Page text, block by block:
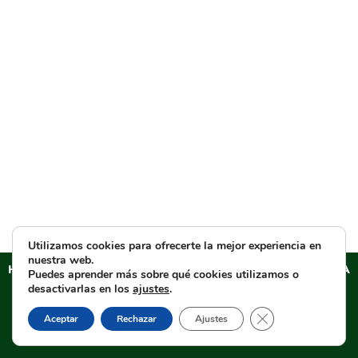
HERMANDAD SACRAMENTAL DEL ESPERANZA DE TRIANA
Aviso legal– Política de PRIVACIDAD
informativas en formularios web–Política de cookies
Tienda
Utilizamos cookies para ofrecerte la mejor experiencia en
nuestra web.
Puedes aprender más sobre qué cookies utilizamos o
desactivarlas en los ajustes.
Aceptar Rechazar Ajustes Cerrar el banner